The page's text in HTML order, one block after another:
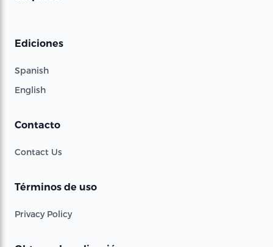
Ediciones
Spanish
English
Contacto
Contact Us
Términos de uso
Privacy Policy